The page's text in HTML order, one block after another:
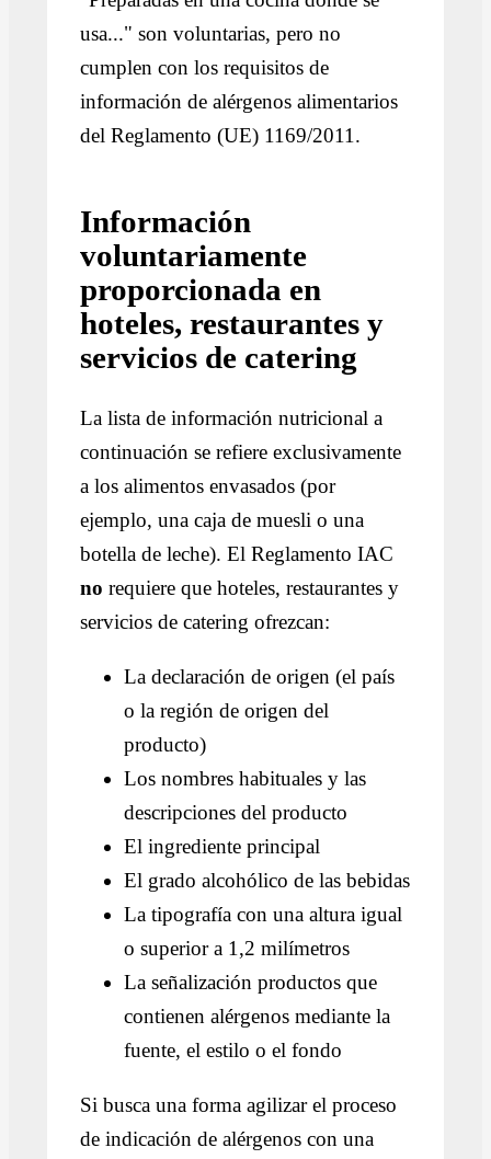
usa..." son voluntarias, pero no
cumplen con los requisitos de
información de alérgenos alimentarios
del Reglamento (UE) 1169/2011.
Información
voluntariamente
proporcionada en
hoteles, restaurantes y
servicios de catering
La lista de información nutricional a
continuación se refiere exclusivamente
a los alimentos envasados (por
ejemplo, una caja de muesli o una
botella de leche). El Reglamento IAC
no requiere que hoteles, restaurantes y
servicios de catering ofrezcan:
La declaración de origen (el país
o la región de origen del
producto)
Los nombres habituales y las
descripciones del producto
El ingrediente principal
El grado alcohólico de las bebidas
La tipografía con una altura igual
o superior a 1,2 milímetros
La señalización productos que
contienen alérgenos mediante la
fuente, el estilo o el fondo
Si busca una forma agilizar el proceso
de indicación de alérgenos con una